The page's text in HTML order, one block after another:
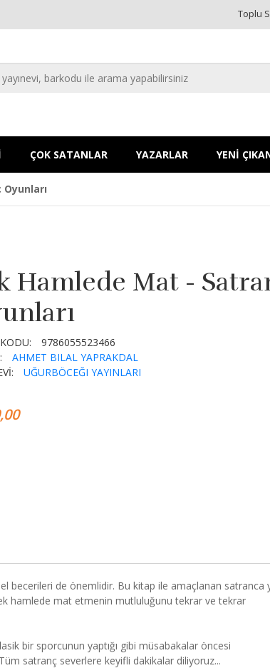
Toplu
ÇOK SATANLAR YAZARLAR YENİ
Hamlede Mat -
9786055523466
AHMET BILAL YAPRAKDAL
UĞURBÖCEĞI YAYINLARI
becerileri de önemlidir. Bu kitap ile amaçlanan satranca
hamlede mat etmenin mutluluğunu tekrar ve tekrar
bir sporcunun yaptığı gibi müsabakalar öncesi
satranç severlere keyifli dakikalar diliyoruz...